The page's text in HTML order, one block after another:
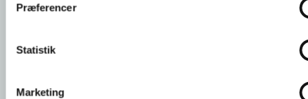
Præferencer
Statistik
Marketing